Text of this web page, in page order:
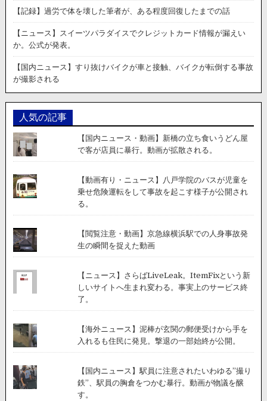
【記録】過労で体を壊した筆者が、ある程度回復したまでの話
【ニュース】スイーツパラダイスでクレジットカード情報が漏えい
か。公式が発表。
【国内ニュース】すり抜けバイクが車と接触、バイクが転倒する事故
が撮影される
人気の記事
【国内ニュース・動画】新橋の立ち食いうどん屋
で客が店員に暴行。動画が拡散される。
【動画有り・ニュース】八戸学院のバスが児童を
乗せ危険運転をして事故を起こす様子が公開され
る。
【閲覧注意・動画】京急線横浜駅での人身事故発
生の瞬間を捉えた動画
【ニュース】さらばLiveLeak。ItemFixという新
しいサイトへ生まれ変わる。事実上のサービス終
了。
【海外ニュース】泥棒が玄関の郵便受けから手を
入れるも住民に発見。撃退の一部始終が公開。
【国内ニュース】駅員に注意されたいわゆる”撮り
鉄”、駅員の胸倉をつかむ暴行。動画が物議を醸
す。